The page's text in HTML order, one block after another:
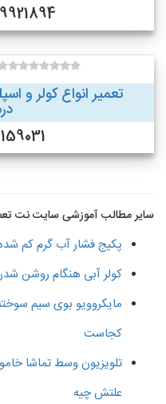
09119921894
تعمیر انواع کولر و
09111159031
سایر مطالب آموزشی سایت نت
پکیج فشار آب گرم کم
کولر آبی هنگام روشن
مایکروویو بوی سیم سوخته
کجاست
تلویزیون وسط تماشا
علتش چیه